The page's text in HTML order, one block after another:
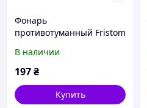
Фонарь
противотуманный Fristom
винтах M5 DOB-050 S BP
В наличии
197₴
Купить